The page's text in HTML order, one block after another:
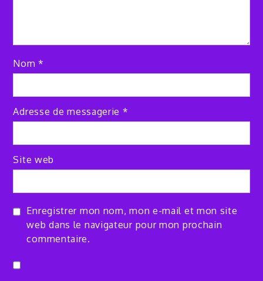
Nom*
Adresse de messagerie *
Site web
Enregistrer mon nom, mon e-mail et mon site
web dans le navigateur pour mon prochain
commentaire.